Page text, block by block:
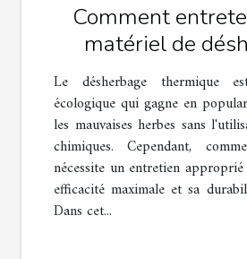
Comment
matériel de
thermique
Le désherbage thermique
écologique qui gagne en
les mauvaises herbes sans
chimiques. Cependant,
nécessite un entretien
efficacité maximale et sa
Dans cet...